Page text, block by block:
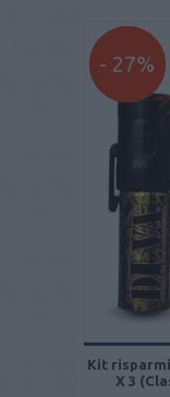
- 27%
Kit
X 3